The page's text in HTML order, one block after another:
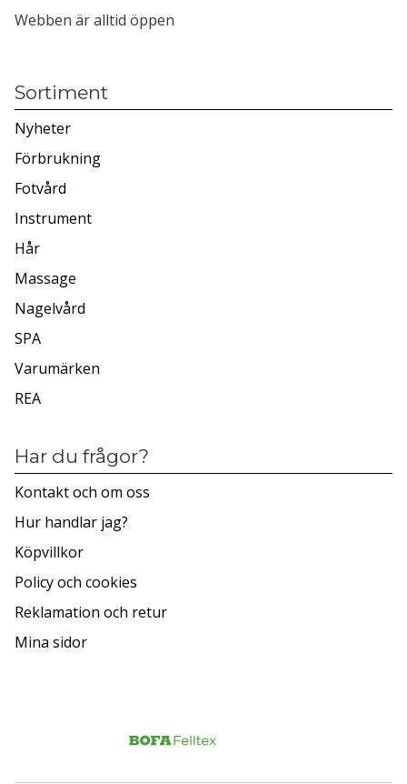
Webben är alltid öppen
Sortiment
Nyheter
Förbrukning
Fotvård
Instrument
Hår
Massage
Nagelvård
SPA
Varumärken
REA
Har du frågor?
Kontakt och om oss
Hur handlar jag?
Köpvillkor
Policy och cookies
Reklamation och retur
Mina sidor